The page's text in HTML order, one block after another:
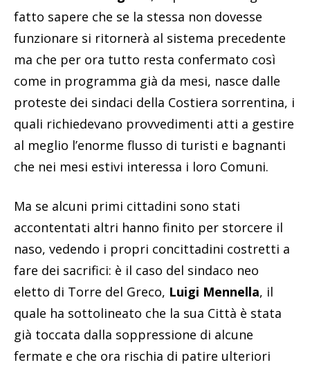
fatto sapere che se la stessa non dovesse
funzionare si ritornerà al sistema precedente
ma che per ora tutto resta confermato così
come in programma già da mesi, nasce dalle
proteste dei sindaci della Costiera sorrentina, i
quali richiedevano provvedimenti atti a gestire
al meglio l’enorme flusso di turisti e bagnanti
che nei mesi estivi interessa i loro Comuni.
Ma se alcuni primi cittadini sono stati
accontentati altri hanno finito per storcere il
naso, vedendo i propri concittadini costretti a
fare dei sacrifici: è il caso del sindaco neo
eletto di Torre del Greco, Luigi Mennella, il
quale ha sottolineato che la sua Città è stata
già toccata dalla soppressione di alcune
fermate e che ora rischia di patire ulteriori